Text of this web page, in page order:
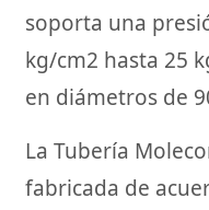
soporta una
kg/cm2 hasta 25
en diámetros de
La Tubería
fabricada de